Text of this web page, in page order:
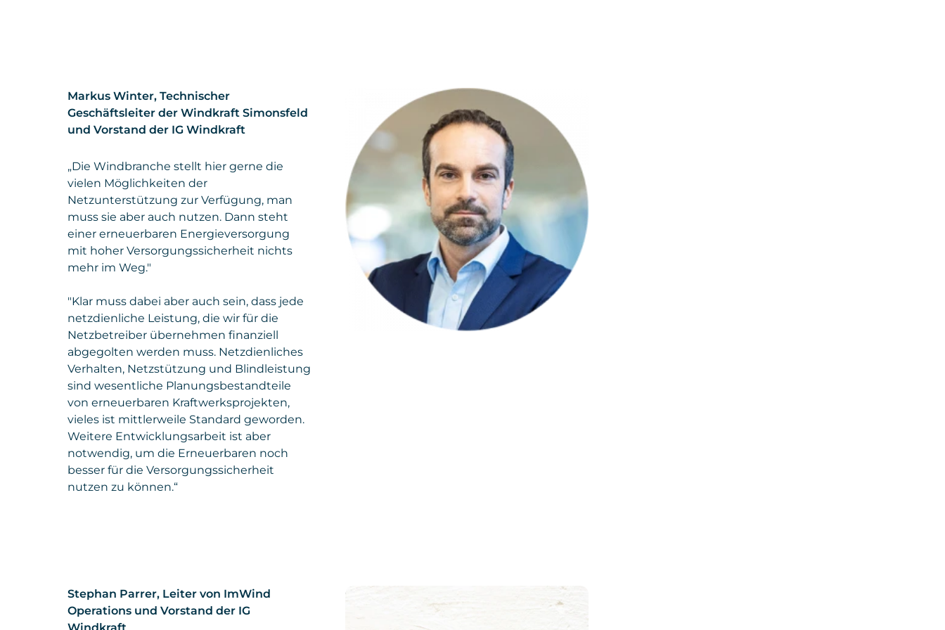
Markus Winter, Technischer
Geschäftsleiter der Windkraft Simonsfeld
und Vorstand der IG Windkraft
„Die Windbranche stellt hier gerne die
vielen Möglichkeiten der
Netzunterstützung zur Verfügung, man
muss sie aber auch nutzen. Dann steht
einer erneuerbaren Energieversorgung
mit hoher Versorgungssicherheit nichts
mehr im Weg."
"Klar muss dabei aber auch sein, dass jede
netzdienliche Leistung, die wir für die
Netzbetreiber übernehmen finanziell
abgegolten werden muss. Netzdienliches
Verhalten, Netzstützung und Blindleistung
sind wesentliche Planungsbestandteile
von erneuerbaren Kraftwerksprojekten,
vieles ist mittlerweile Standard geworden.
Weitere Entwicklungsarbeit ist aber
notwendig, um die Erneuerbaren noch
besser für die Versorgungssicherheit
nutzen zu können.“
Stephan Parrer, Leiter von ImWind
Operations und Vorstand der IG